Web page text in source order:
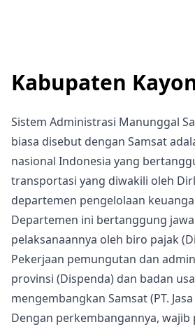
Kabupaten
Sistem Administrasi Manunggal
biasa disebut dengan Samsat
nasional Indonesia yang
transportasi yang diwakili oleh
departemen pengelolaan
Departemen ini bertanggung
pelaksanaannya oleh biro pajak
Pekerjaan pemungutan dan
provinsi (Dispenda) dan badan
mengembangkan Samsat (PT.
Dengan perkembangannya, wajib